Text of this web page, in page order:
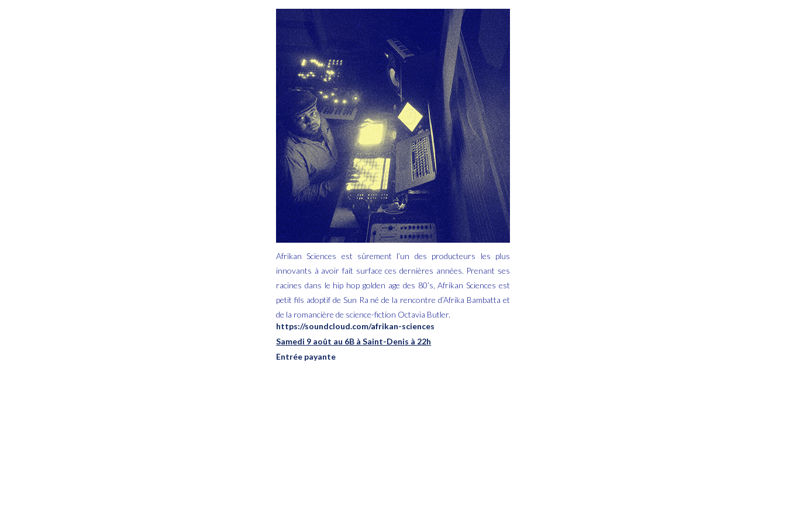
Afrikan Sciences est sûrement l’un des producteurs les plus
innovants à avoir fait surface ces dernières années. Prenant ses
racines dans le hip hop golden age des 80’s, Afrikan Sciences est
petit fils adoptif de Sun Ra né de la rencontre d’Afrika Bambatta et
de la romancière de science-fiction Octavia Butler.
https://soundcloud.com/afrikan-sciences
Samedi 9 août au 6B à Saint-Denis à 22h
Entrée payante